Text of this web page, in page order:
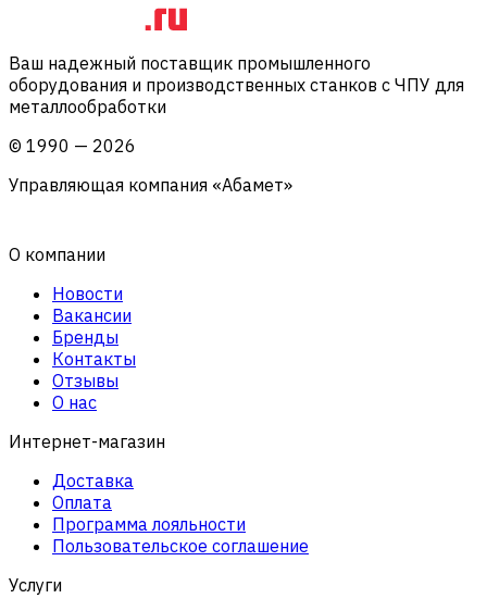
Ваш надежный поставщик промышленного
оборудования и производственных станков с ЧПУ для
металлообработки
© 1990 — 2026
Управляющая компания «Абамет»
О компании
Новости
Вакансии
Бренды
Контакты
Отзывы
О нас
Интернет-магазин
Доставка
Оплата
Программа лояльности
Пользовательское соглашение
Услуги